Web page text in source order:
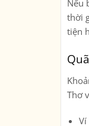
Nếu
thời
tiện
Thơ
Ví